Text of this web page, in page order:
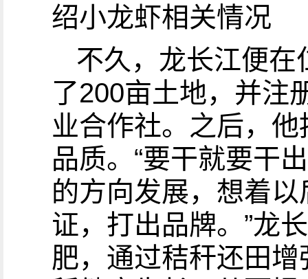
绍小龙虾相关情况
不久，龙长江便在
了200亩土地，并注
业合作社。之后，
品质。“要干就要干
的方向发展，想着
证，打出品牌。”龙
肥，通过秸秆还田